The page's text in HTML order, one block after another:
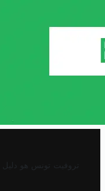
تروفيت تونس هو دليل